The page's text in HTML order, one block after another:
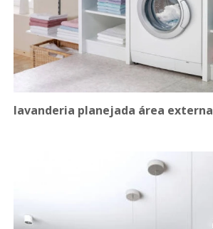
lavanderia planejada área externa